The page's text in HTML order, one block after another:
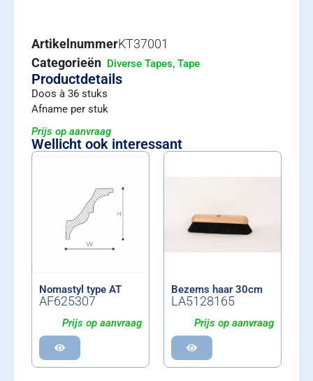
ArtikelnummerKT37001
Categorieën Diverse Tapes, Tape
Productdetails
Doos à 36 stuks
Afname per stuk
Prijs op aanvraag
Wellicht ook interessant
Nomastyl type AT
AF625307
Prijs op aanvraag
Bezems haar 30cm
LA5128165
Prijs op aanvraag